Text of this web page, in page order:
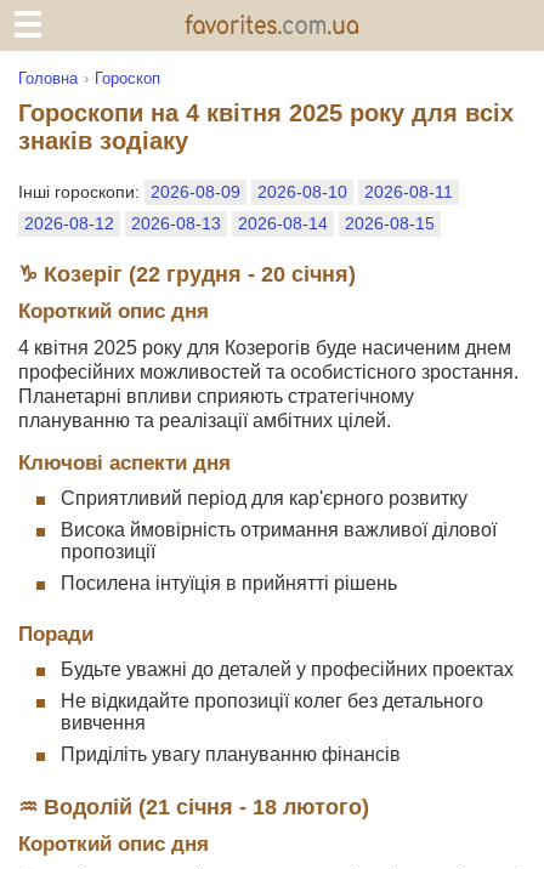
Головна Гороскоп
Гороскопи на 4 квітня 2025 року для всіх
знаків зодіаку
Інші гороскопи: 2026-08-09 2026-08-10
2026-08-11
2026-08-12
2026-08-13 2026-08-14 2026-08-15
♑ Козеріг (22 грудня - 20 січня)
Короткий опис дня
4 квітня 2025 року для Козерогів буде насиченим днем
професійних можливостей та особистісного зростання.
Планетарні впливи сприяють стратегічному
плануванню та реалізації амбітних цілей.
Ключові аспекти дня
Сприятливий період для кар'єрного розвитку
Висока ймовірність отримання важливої ділової
пропозиції
Посилена інтуїція в прийнятті рішень
Поради
Будьте уважні до деталей у професійних проектах
Не відкидайте пропозиції колег без детального
вивчення
Приділіть увагу плануванню фінансів
♒ Водолій (21 січня - 18 лютого)
Короткий опис дня